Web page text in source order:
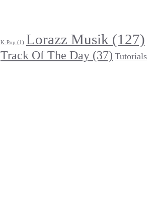
K-Pop (1) Lorazz Musik (127)
Track Of The Day (37) Tutorials